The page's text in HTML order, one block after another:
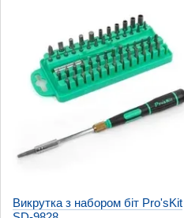
Викрутка з набором біт Pro'sKit